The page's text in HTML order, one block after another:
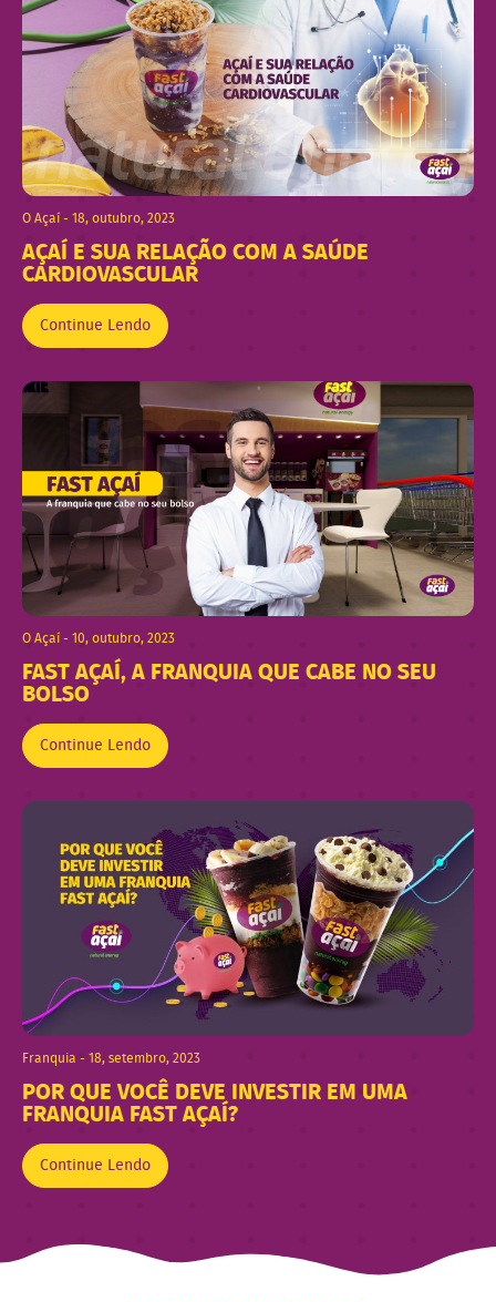
O Açaí - 18, outubro, 2023
AÇAÍ E SUA RELAÇÃO COM A SAÚDE
CARDIOVASCULAR
Continue Lendo
O Açaí - 10, outubro, 2023
FAST AÇAÍ, A FRANQUIA QUE CABE NO SEU
BOLSO
Continue Lendo
Franquia - 18, setembro, 2023
POR QUE VOCÊ DEVE INVESTIR EM UMA
FRANQUIA FAST AÇAÍ?
Continue Lendo